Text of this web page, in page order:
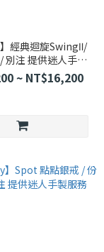
】經典迴旋SwingⅡ/
別注 提供迷人手製
服務
~ NT$16,200